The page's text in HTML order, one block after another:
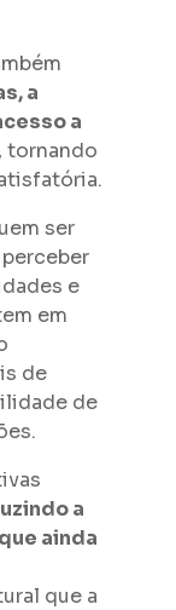
a
a
, tornando
ser
e
em
de
de
a
ainda
que a